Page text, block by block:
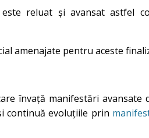
reluat și avansat astfel
amenajate pentru aceste
învață manifestări
continuă evoluțiile prin